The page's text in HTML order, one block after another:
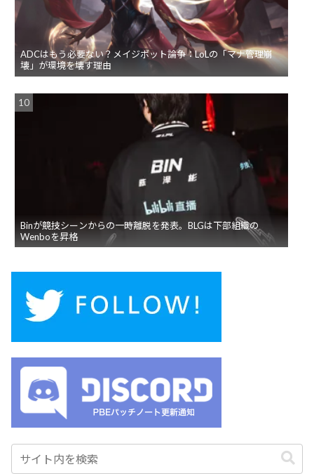
ADCはもう必要ない？メイジボット論争：LoLの「マナ管理崩
壊」が環境を壊す理由
Binが競技シーンからの一時離脱を発表。BLGは下部組織の
Wenboを昇格